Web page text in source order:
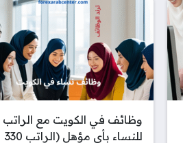
وظائف في الكويت مع الراتب
للنساء بأي مؤهل (الراتب 330